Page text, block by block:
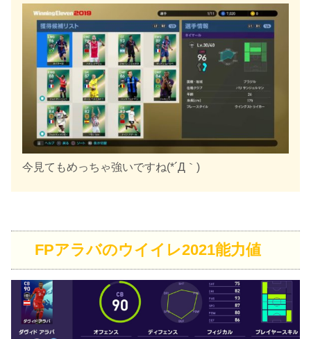
今見てもめっちゃ強いですね(*´Д｀)
FPアラバのウイイレ2021能力値